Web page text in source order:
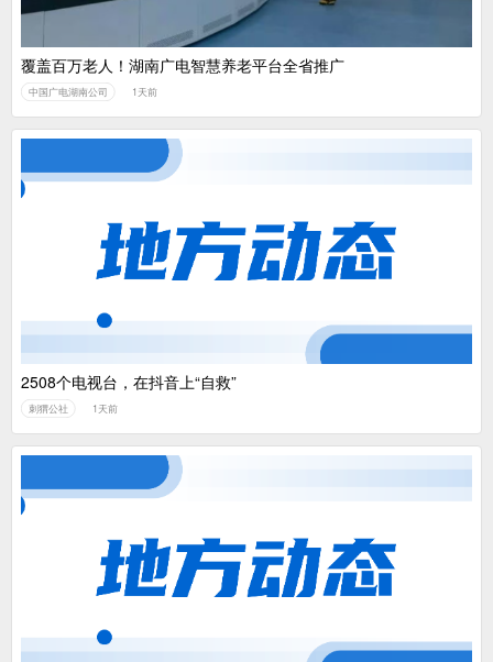
覆盖百万老人！湖南广电智慧养老平台全省推广
中国广电湖南公司 1天前
2508个电视台，在抖音上“自救”
刺猬公社 1天前